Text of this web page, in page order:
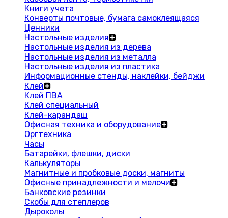
Книги учета
Конверты почтовые, бумага самоклеящаяся
Ценники
Настольные изделия
Настольные изделия из дерева
Настольные изделия из металла
Настольные изделия из пластика
Информационные стенды, наклейки, бейджи
Клей
Клей ПВА
Клей специальный
Клей-карандаш
Офисная техника и оборудование
Оргтехника
Часы
Батарейки, флешки, диски
Калькуляторы
Магнитные и пробковые доски, магниты
Офисные принадлежности и мелочи
Банковские резинки
Скобы для степлеров
Дыроколы